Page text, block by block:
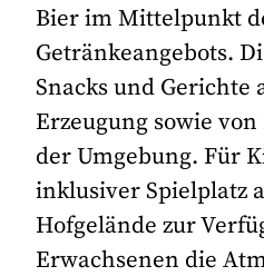
Bier im Mittelpunkt
Getränkeangebots.
Snacks und Gerichte
Erzeugung sowie
der Umgebung. Für
inklusiver Spielplatz
Hofgelände zur
Erwachsenen die